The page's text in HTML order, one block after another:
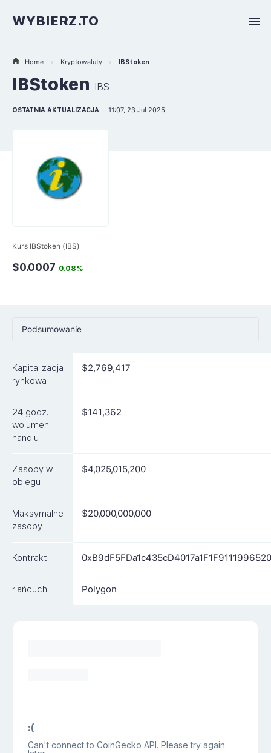
WYBIERZ.TO
Home Kryptowaluty IBStoken
IBStoken IBS
OSTATNIA AKTUALIZACJA 11:07, 23 Jul 2025
Kurs IBStoken (IBS)
$0.0007 0.08%
Podsumowanie
Rynki
FAQ
Kapitalizacja
rynkowa
$2,769,417
24 godz.
wolumen
handlu
$141,362
Zasoby w
obiegu
$4,025,015,200
Maksymalne
zasoby
$20,000,000,000
Kontrakt
Łańcuch Polygon